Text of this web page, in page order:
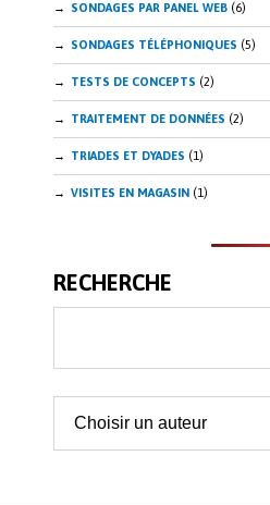
SONDAGES PAR PANEL WEB (6)
SONDAGES TÉLÉPHONIQUES (5)
TESTS DE CONCEPTS (2)
TRAITEMENT DE DONNÉES (2)
TRIADES ET DYADES (1)
VISITES EN MAGASIN (1)
RECHERCHE